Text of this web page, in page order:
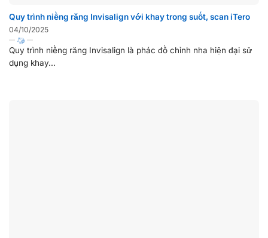
Quy trình niềng răng Invisalign với khay trong suốt, scan iTero
04/10/2025
Quy trình niềng răng Invisalign là phác đồ chỉnh nha hiện đại sử
dụng khay...